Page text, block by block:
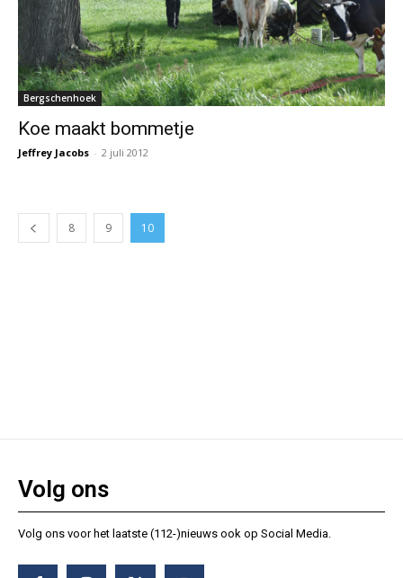
Bergschenhoek
Koe maakt bommetje
Jeffrey Jacobs - 2 juli 2012
8 9 10
Volg ons
Volg ons voor het laatste (112-)nieuws ook op Social Media.